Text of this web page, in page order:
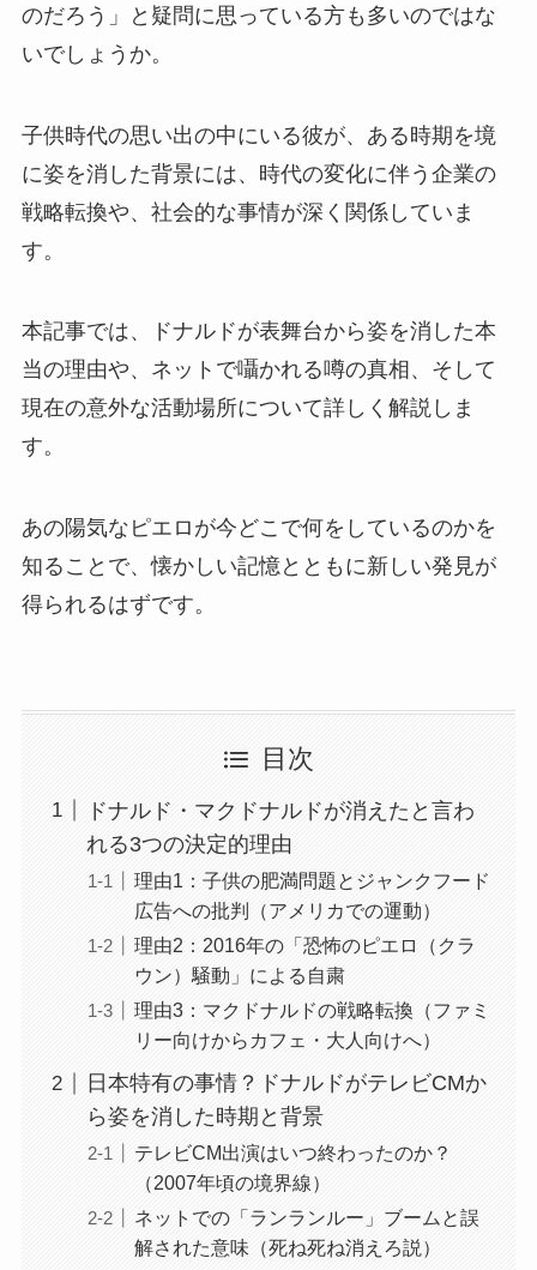
のだろう」と疑問に思っている方も多いのではな
いでしょうか。
子供時代の思い出の中にいる彼が、ある時期を境
に姿を消した背景には、時代の変化に伴う企業の
戦略転換や、社会的な事情が深く関係していま
す。
本記事では、ドナルドが表舞台から姿を消した本
当の理由や、ネットで囁かれる噂の真相、そして
現在の意外な活動場所について詳しく解説しま
す。
あの陽気なピエロが今どこで何をしているのかを
知ることで、懐かしい記憶とともに新しい発見が
得られるはずです。
目次
ドナルド・マクドナルドが消えたと言わ
れる3つの決定的理由
理由1：子供の肥満問題とジャンクフード
広告への批判（アメリカでの運動）
理由2：2016年の「恐怖のピエロ（クラ
ウン）騒動」による自粛
理由3：マクドナルドの戦略転換（ファミ
リー向けからカフェ・大人向けへ）
日本特有の事情？ドナルドがテレビCMか
ら姿を消した時期と背景
テレビCM出演はいつ終わったのか？
（2007年頃の境界線）
ネットでの「ランランルー」ブームと誤
解された意味（死ね死ね消えろ説）